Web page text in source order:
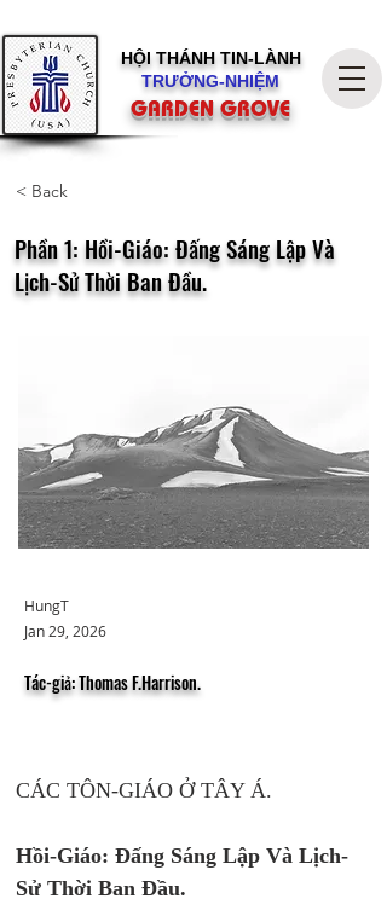
HỘI THÁNH TIN-LÀNH
TRƯỞNG-NHIỆM
GARDEN GROVE
< Back
Phần 1: Hồi-Giáo: Đấng Sáng Lập Và
Lịch-Sử Thời Ban Đầu.
HungT
Jan 29, 2026
Tác-giả: Thomas F.Harrison.
CÁC TÔN-GIÁO Ở TÂY Á.
Hồi-Giáo: Đấng Sáng Lập Và Lịch-
Sử Thời Ban Đầu.